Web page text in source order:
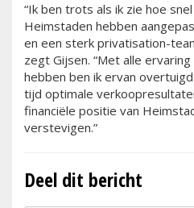
“Ik ben trots als ik zie hoe
Heimstaden hebben
en een sterk privatisation-
zegt Gijsen. “Met alle
hebben ben ik ervan
tijd optimale
financiële positie van
verstevigen.”
Deel dit bericht